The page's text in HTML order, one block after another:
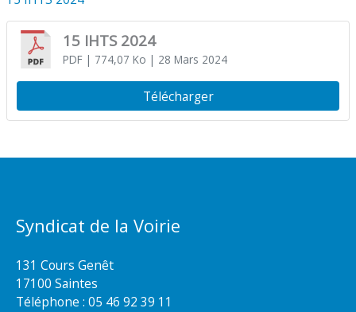
15 IHTS 2024
PDF| 774,07 Ko | 28 Mars 2024
Télécharger
Syndicat de la Voirie
131 Cours Genêt
17100 Saintes
Téléphone : 05 46 92 39 11